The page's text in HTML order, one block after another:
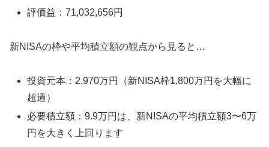
評価益：71,032,656円
新NISAの枠や平均積立額の観点から見ると…
投資元本：2,970万円（新NISA枠1,800万円を大幅に
超過）
必要積立額：9.9万円は、新NISAの平均積立額3〜6万
円を大きく上回ります